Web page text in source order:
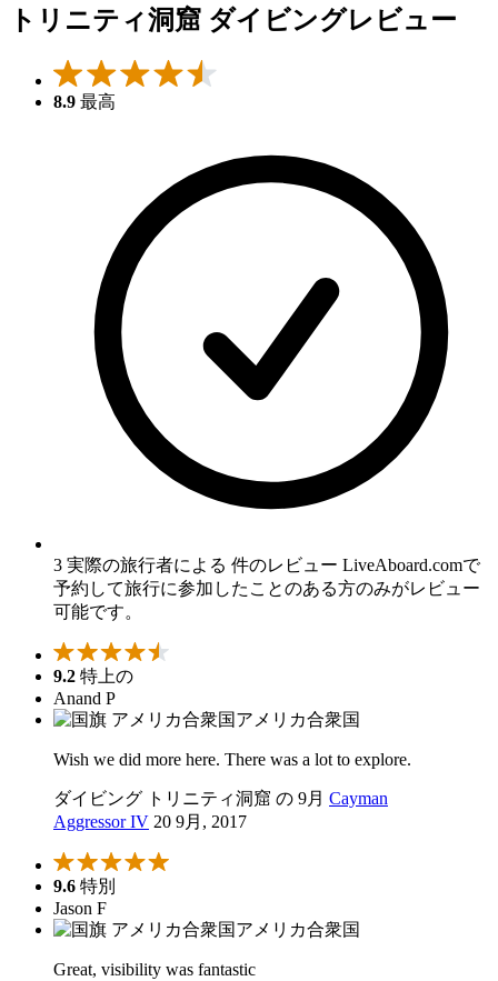
トリニティ洞窟 ダイビングレビュー
8.9 最高
3 実際の旅行者による 件のレビュー LiveAboard.comで
予約して旅行に参加したことのある方のみがレビュー
可能です。
9.2 特上の
Anand P
アメリカ合衆国
Wish we did more here. There was a lot to explore.
ダイビング トリニティ洞窟 の 9月 Cayman
Aggressor IV 20 9月, 2017
9.6 特別
Jason F
アメリカ合衆国
Great, visibility was fantastic